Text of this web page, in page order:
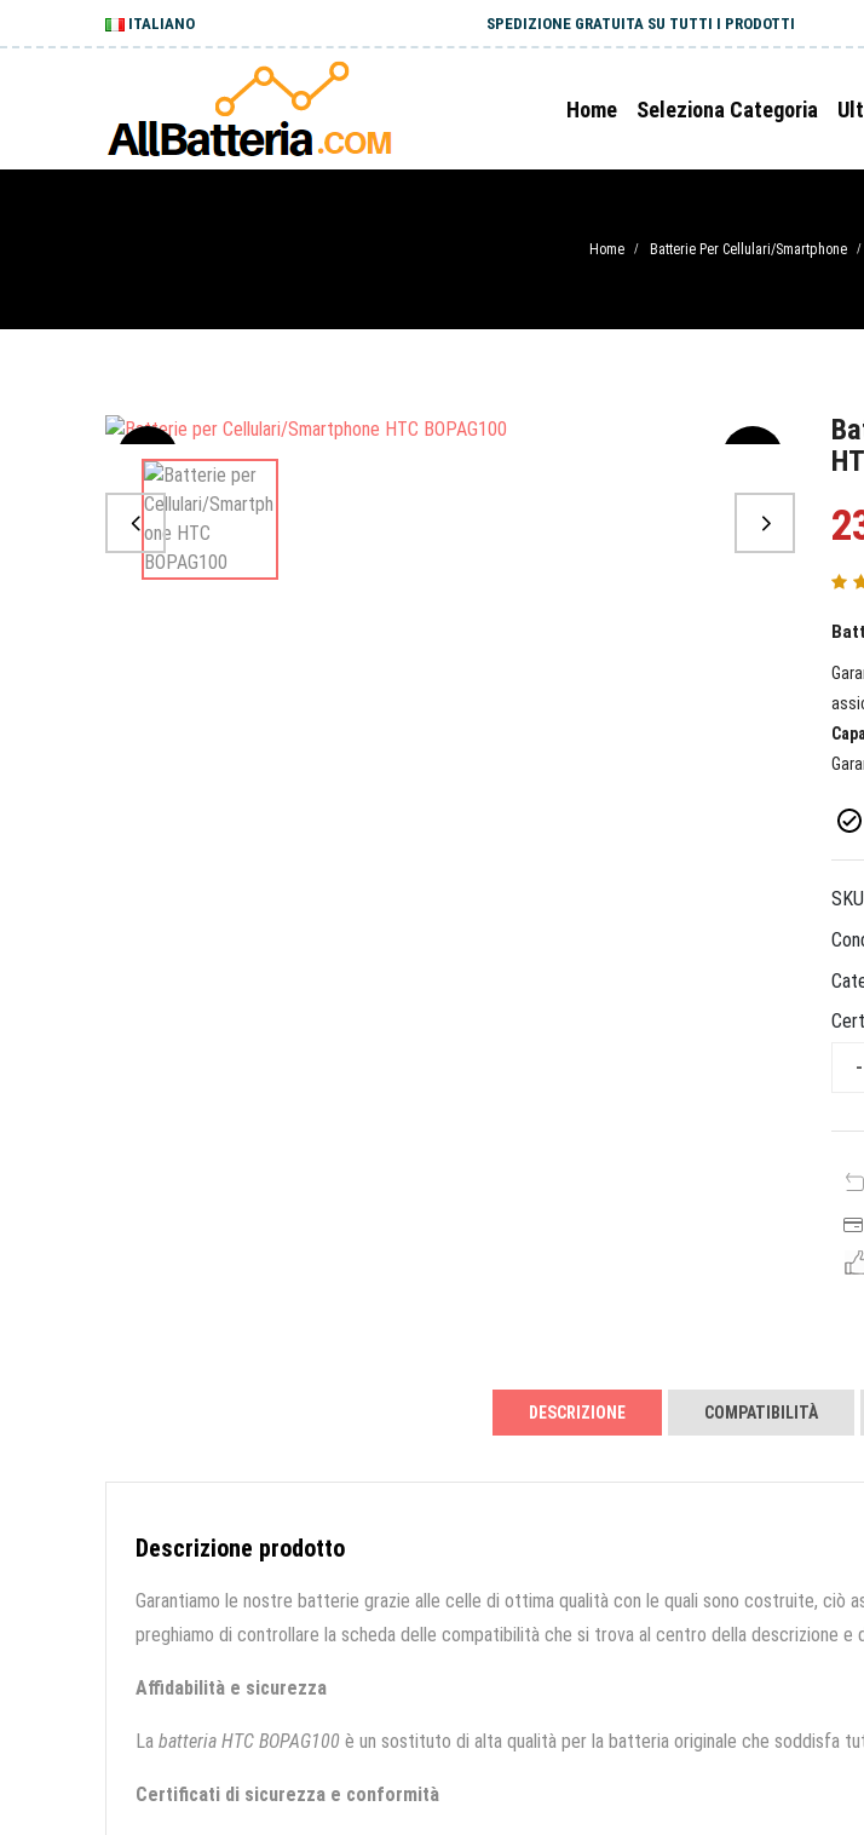
ITALIANO SPEDIZIONE GRATUITA SU TUTTI I PRODOTTI
Home Seleziona Categoria
Home / Batterie Per Cellulari/Smartphone /
Sale
-
DESCRIZIONE COMPATIBILITÀ
Descrizione prodotto
Garantiamo le nostre batterie grazie alle celle di ottima qualità con le quali sono costruite, ciò
preghiamo di controllare la scheda delle compatibilità che si trova al centro della descrizione
Affidabilità e sicurezza
La batteria HTC BOPAG100 è un sostituto di alta qualità per la batteria originale che soddisfa
Certificati di sicurezza e conformità